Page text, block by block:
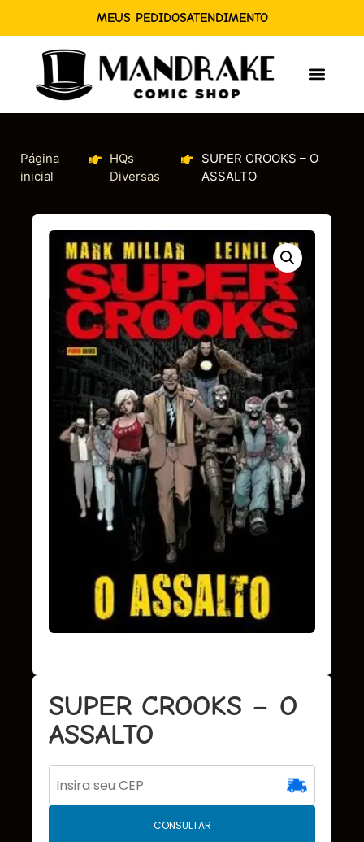
MEUS PEDIDOSATENDIMENTO
Página
inicial
HQs
Diversas
SUPER CROOKS – O
ASSALTO
SUPER CROOKS – O
ASSALTO
CONSULTAR